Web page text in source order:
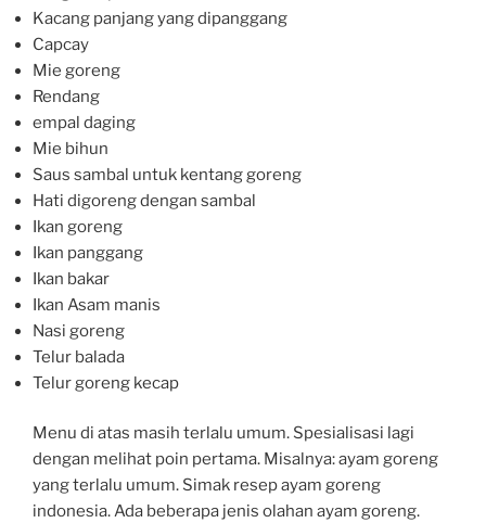
Kacang panjang yang dipanggang
Capcay
Mie goreng
Rendang
empal daging
Mie bihun
Saus sambal untuk kentang goreng
Hati digoreng dengan sambal
Ikan goreng
Ikan panggang
Ikan bakar
Ikan Asam manis
Nasi goreng
Telur balada
Telur goreng kecap
Menu di atas masih terlalu umum. Spesialisasi lagi
dengan melihat poin pertama. Misalnya: ayam goreng
yang terlalu umum. Simak resep ayam goreng
indonesia. Ada beberapa jenis olahan ayam goreng.